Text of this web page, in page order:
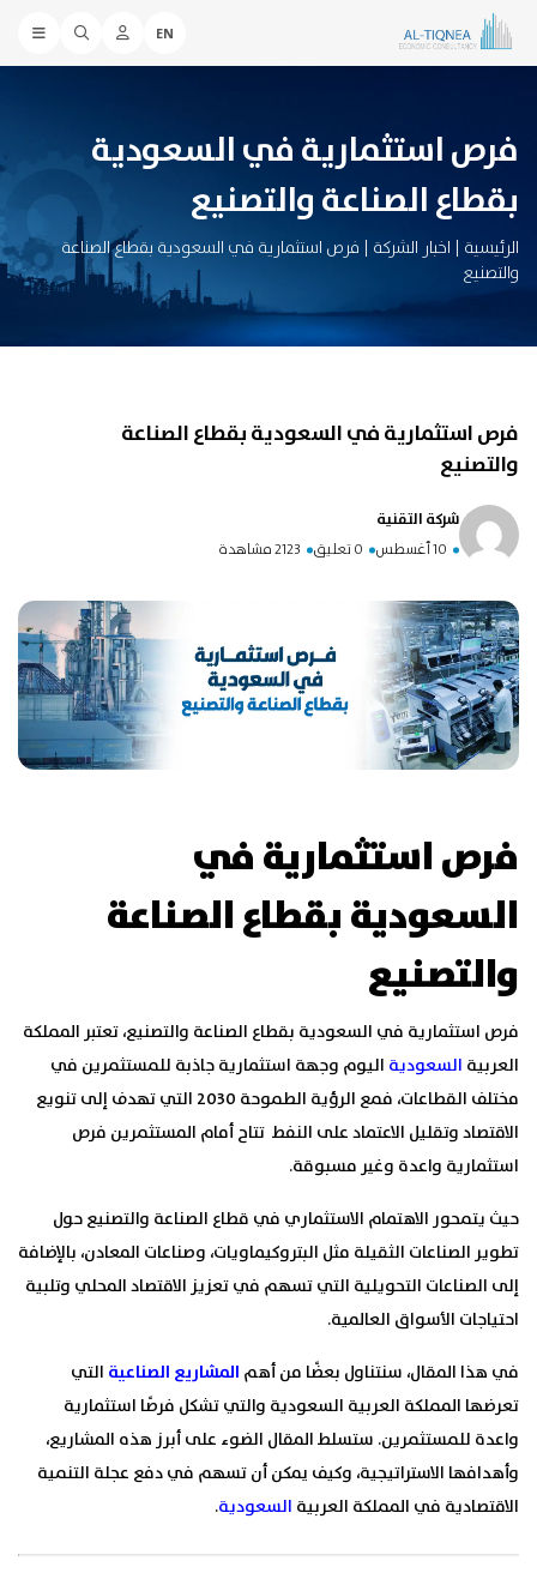
EN
فرص استثمارية في السعودية
بقطاع الصناعة والتصنيع
الرئيسية | اخبار الشركة | فرص استثمارية في السعودية بقطاع الصناعة
والتصنيع
فرص استثمارية في السعودية بقطاع الصناعة
والتصنيع
شركة التقنية
10 أغسطس 0 تعليق 2123 مشاهدة
فرص استثمارية في
السعودية بقطاع الصناعة
والتصنيع
فرص استثمارية في السعودية بقطاع الصناعة والتصنيع، تعتبر المملكة
العربية السعودية اليوم وجهة استثمارية جاذبة للمستثمرين في
مختلف القطاعات، فمع الرؤية الطموحة 2030 التي تهدف إلى تنويع
الاقتصاد وتقليل الاعتماد على النفط تتاح أمام المستثمرين فرص
استثمارية واعدة وغير مسبوقة.
حيث يتمحور الاهتمام الاستثماري في قطاع الصناعة والتصنيع حول
تطوير الصناعات الثقيلة مثل البتروكيماويات، وصناعات المعادن، بالإضافة
إلى الصناعات التحويلية التي تسهم في تعزيز الاقتصاد المحلي وتلبية
احتياجات الأسواق العالمية.
في هذا المقال، سنتناول بعضًا من أهم المشاريع الصناعية التي
تعرضها المملكة العربية السعودية والتي تشكل فرصًا استثمارية
واعدة للمستثمرين. ستسلط المقال الضوء على أبرز هذه المشاريع،
وأهدافها الاستراتيجية، وكيف يمكن أن تسهم في دفع عجلة التنمية
الاقتصادية في المملكة العربية السعودية.